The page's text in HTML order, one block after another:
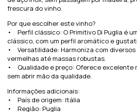
frescura do vinho.
Por que escolher este vinho?
• Perfil clássico: O Primitivo Di Puglia é
clássico, com um perfil aromático e
• Versatilidade: Harmoniza com
vermelhas até massas robustas.
• Qualidade e preço: Oferece excelente
sem abrir mão da qualidade.
Informações adicionais:
• País de origem: Itália
• Região: Puglia